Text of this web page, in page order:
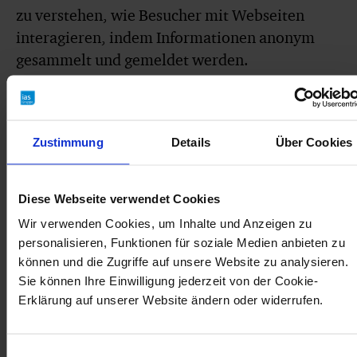
Zustimmung Details Über Cookies
Diese Webseite verwendet Cookies
Wir verwenden Cookies, um Inhalte und Anzeigen zu
personalisieren, Funktionen für soziale Medien anbieten zu
können und die Zugriffe auf unsere Website zu analysieren.
Sie können Ihre Einwilligung jederzeit von der Cookie-
Erklärung auf unserer Website ändern oder widerrufen.
zu verstehen, wie Besucher mit Webseiten
interagieren, indem Informationen anonym
gesammelt und gemeldet werden.
__hssc
ias-gruppe.de
Gibt an, ob die
1
__hssrc ias-gruppe.de
Wird verwendet,
um den Browser
des Besuchers bei
Rückkehr auf der
Website zu
erkennen.
__hstc ias-gruppe.de
Legt eine
eindeutige ID für